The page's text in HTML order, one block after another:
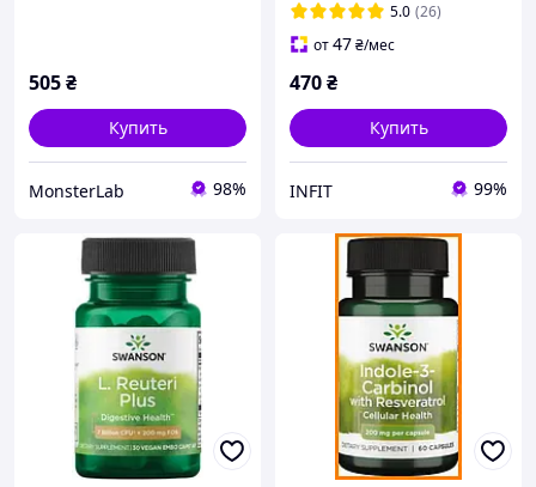
505₴
Купить
MonsterLab 98%
5.0 (26)
от47₴/мес
470₴
Купить
INFIT 99%